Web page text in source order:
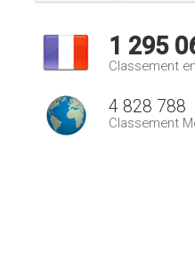
1 295
Classement
4 828 788
Classement